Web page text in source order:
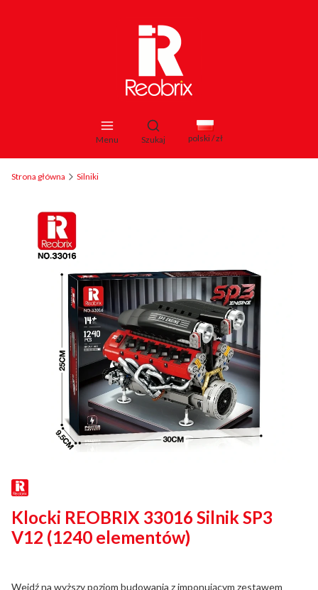
Menu
Otwórz wyszukiwarkę
Szukaj polski / zł
Strona główna Silniki
Klocki REOBRIX 33016 Silnik SP3
V12 (1240 elementów)
Wejdź na wyższy poziom budowania z imponującym zestawem